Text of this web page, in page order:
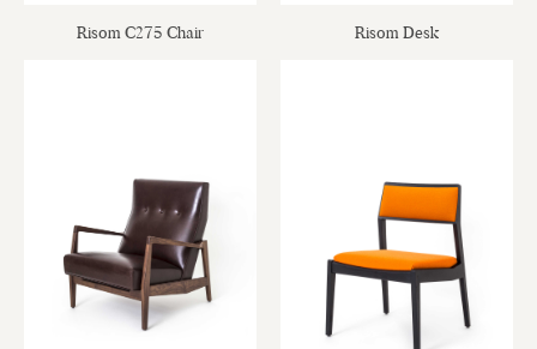
Risom C275 Chair Risom Desk